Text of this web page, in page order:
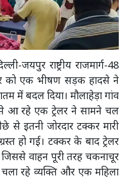
जयपुर राष्ट्रीय राजमार्ग-48
को एक भीषण सड़क हादसे ने
में बदल दिया। मौलाहेड़ा गांव
आ रहे एक ट्रेलर ने सामने चल
से इतनी जोरदार टक्कर मारी
हो गई। टक्कर के बाद ट्रेलर
वाहन पूरी तरह चकनाचूर
रहे व्यक्ति और एक महिला